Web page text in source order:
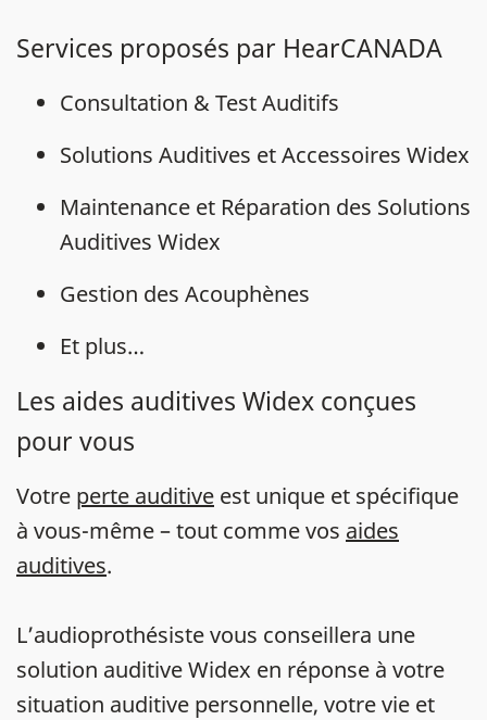
Services proposés par HearCANADA
Consultation & Test Auditifs
Solutions Auditives et Accessoires Widex
Maintenance et Réparation des Solutions
Auditives Widex
Gestion des Acouphènes
Et plus…
Les aides auditives Widex conçues
pour vous
Votre perte auditive est unique et spécifique
à vous-même – tout comme vos aides
auditives.
L’audioprothésiste vous conseillera une
solution auditive Widex en réponse à votre
situation auditive personnelle, votre vie et